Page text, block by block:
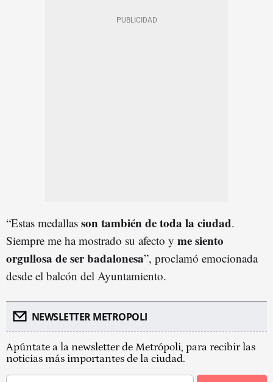
“Estas medallas son también de toda la ciudad.
Siempre me ha mostrado su afecto y me siento
orgullosa de ser badalonesa”, proclamó emocionada
desde el balcón del Ayuntamiento.
NEWSLETTER METROPOLI
Apúntate a la newsletter de Metrópoli, para recibir las
noticias más importantes de la ciudad.